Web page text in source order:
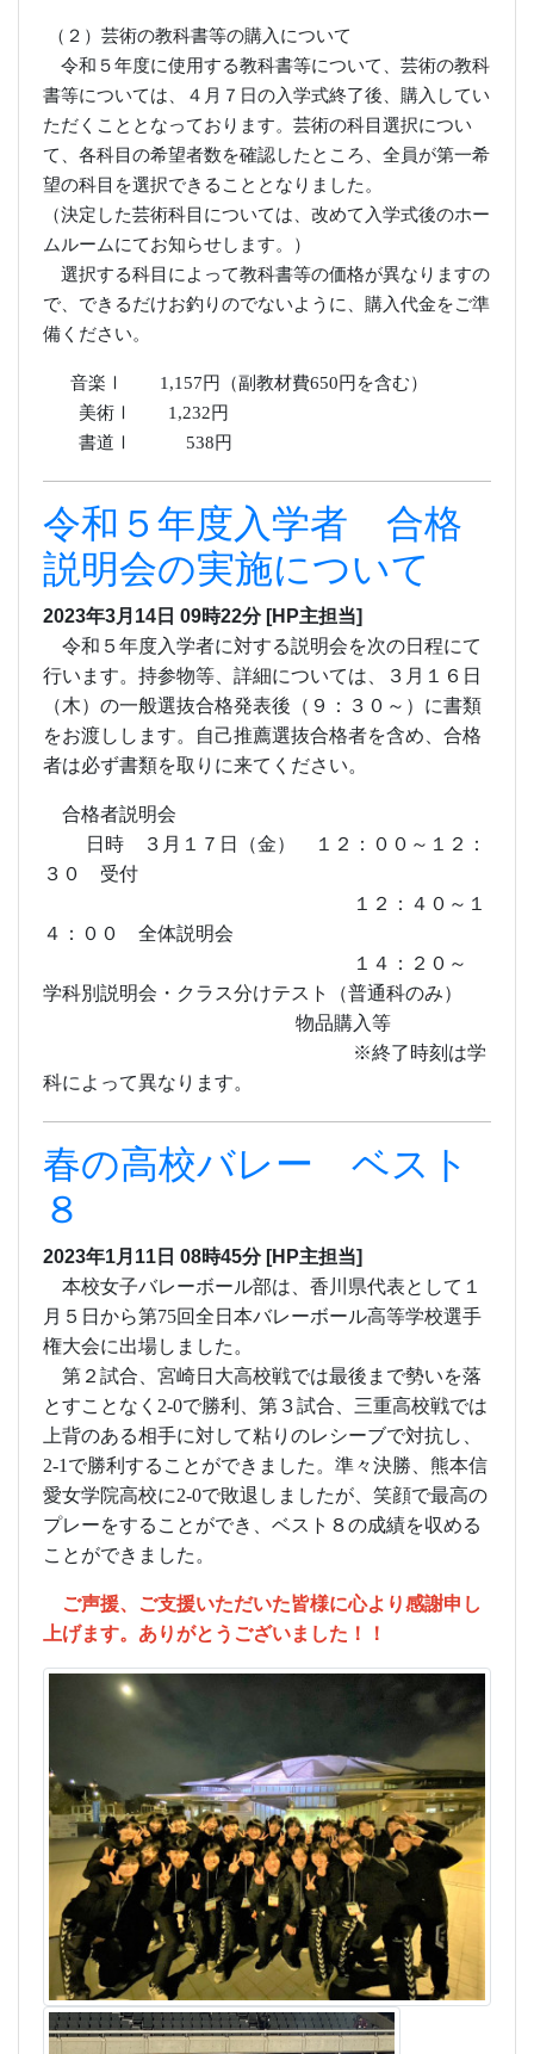
備ください。
音楽Ⅰ 1,157 円（副教材費650円を含む）
美術Ⅰ
1,232 円
書道Ⅰ538円
令和５年度入学者 合格
説明会の実施について
2023年3月14日 09時22分 [HP主担当]
令和５年度入学者に対する説明会を次の日程にて
行います。持参物等、詳細については、３月１６日
（木）の一般選抜合格発表後（９：３０～）に書類
をお渡しします。自己推薦選抜合格者を含め、合格
合格者説明会
日時 ３月１７日（金） １２：００～１２：
３０ 受付
１２：４０～１
４：００ 全体説明会
１４：２０～
学科別説明会・クラス分けテスト（普通科のみ）
物品購入等
※終了時刻は学
春の高校バレー ベスト
[HP主担当]
本校女子バレーボール部は、香川県代表として１
回全日本バレーボール高等学校選手
第２試合、宮崎日大高校戦では最後まで勢いを落
2-1で勝利することができました。準々決勝、熊本信
愛女学院高校に
プレーをすることができ、ベスト
ことができました。
ご声援、ご支援いただいた皆様に心より感謝申し
上げます。ありがとうございました